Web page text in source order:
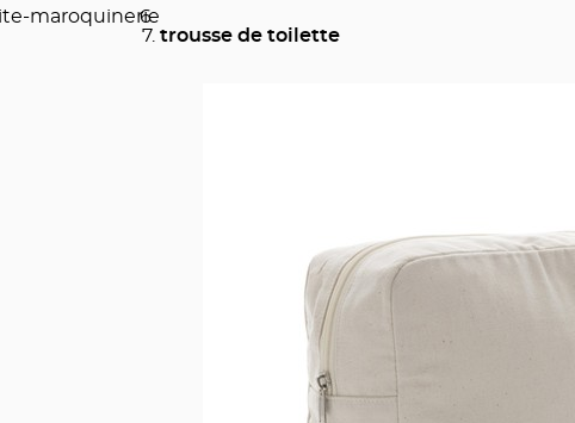
maroquinerie
trousse de toilette